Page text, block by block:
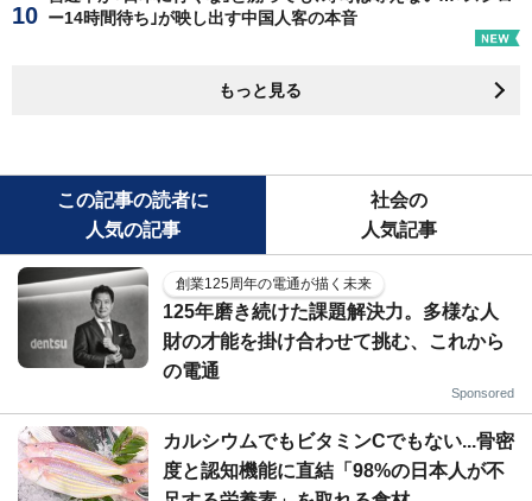
ー14時間待ち｣が映し出す中国人客の本音
もっと見る
この記事の読者に
人気の記事
社会の
人気記事
創業125周年の電通が描く未来
125年磨き続けた課題解決力。多様な人
財の才能を掛け合わせて挑む、これから
の電通
Sponsored
カルシウムでもビタミンCでもない...骨密
度と認知機能に直結「98%の日本人が不